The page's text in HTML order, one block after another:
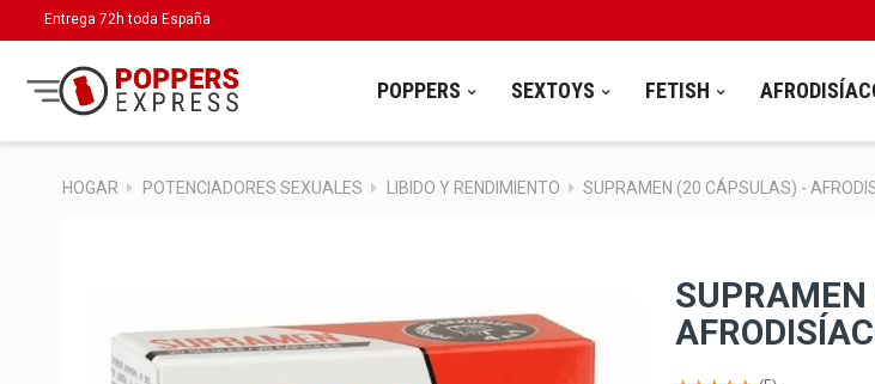
Entrega 72h toda España
POPPERS SEXTOYS FETISH
HOGAR POTENCIADORES SEXUALES LIBIDO Y RENDIMIENTO SUPRAMEN (20 CÁPSULAS) -